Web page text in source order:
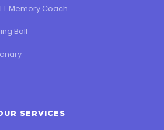
Memory Coach
Ball
SERVICES